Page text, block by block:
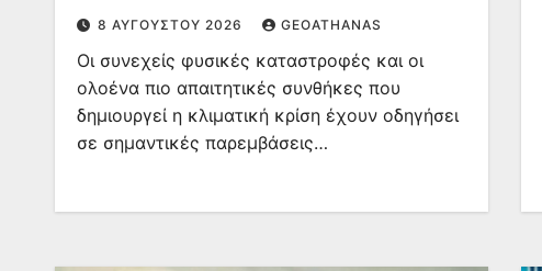
8 ΑΥΓΟΎΣΤΟΥ 2026 GEOATHANAS
Οι συνεχείς φυσικές καταστροφές και οι
ολοένα πιο απαιτητικές συνθήκες που
δημιουργεί η κλιματική κρίση έχουν οδηγήσει
σε σημαντικές παρεμβάσεις…